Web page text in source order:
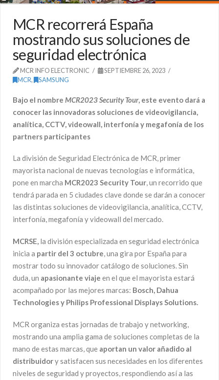
MCR recorrerá España
mostrando sus soluciones de
seguridad electrónica
MCR INFO ELECTRONIC
SEPTIEMBRE 26, 2023
MCR, SAMSUNG
Bajo el nombre MCR2023 Security Tour, este evento dará a
conocer las innovadoras soluciones de videovigilancia,
analítica, CCTV, videowall, interfonía y megafonía de los
partners participantes
La división de Seguridad Electrónica de MCR, primer
mayorista nacional de nuevas tecnologías e informática,
pone en marcha MCR2023 Security Tour, un recorrido que
tendrá parada en 5 ciudades clave donde se darán a conocer
las distintas soluciones de videovigilancia, analítica, CCTV,
interfonía, megafonía y videowall del mercado.
MCRSE, la división especializada en seguridad electrónica
inicia a partir del 3 octubre, una gira por España para
mostrar todo su innovador catálogo de soluciones. Sin
duda, un apasionante viaje en el que el mayorista estará
acompañado por las mejores marcas: Bosch, Dahua
Technologies y Philips Professional Displays Solutions.
MCR organiza estas jornadas de trabajo y networking,
mostrando una amplia gama de soluciones completas de la
mano de estas marcas, que aportan un valor añadido al
distribuidory satisfacen sus necesidades en los diferentes
niveles de seguridad y proyectos, respondiendo así a las